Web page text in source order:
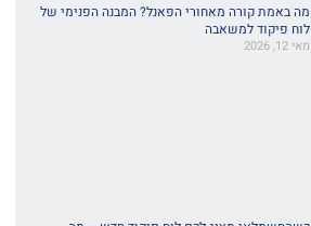
מה באמת קורה מאחורי הפאנל? המבנה הפנימי של
לוח פיקוד למשאבה
מאי 12, 2026